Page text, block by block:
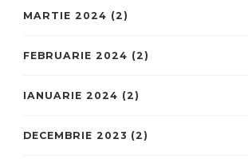
MARTIE 2024 (2)
FEBRUARIE 2024 (2)
IANUARIE 2024 (2)
DECEMBRIE 2023 (2)